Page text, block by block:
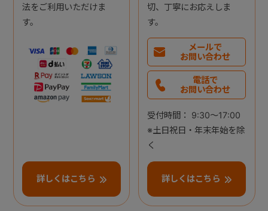
法をご利用いただけま
す。
詳しくはこちら
切、丁寧にお応えしま
す。
メールで
お問い合わせ
電話で
お問い合わせ
受付時間： 9:30～17:00
※土日祝日・年末年始を除
く
詳しくはこちら